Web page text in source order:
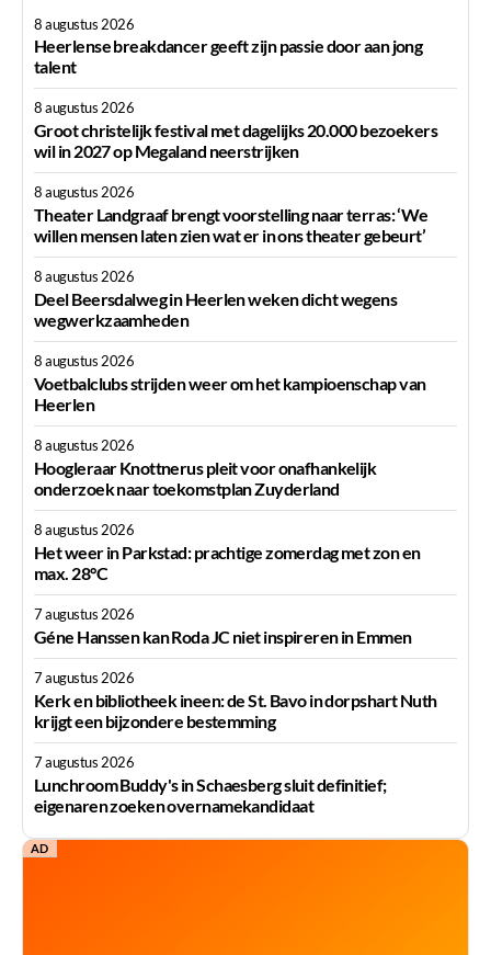
8 augustus 2026
Heerlense breakdancer geeft zijn passie door aan jong
talent
8 augustus 2026
Groot christelijk festival met dagelijks 20.000 bezoekers
wil in 2027 op Megaland neerstrijken
8 augustus 2026
Theater Landgraaf brengt voorstelling naar terras: ‘We
willen mensen laten zien wat er in ons theater gebeurt’
8 augustus 2026
Deel Beersdalweg in Heerlen weken dicht wegens
wegwerkzaamheden
8 augustus 2026
Voetbalclubs strijden weer om het kampioenschap van
Heerlen
8 augustus 2026
Hoogleraar Knottnerus pleit voor onafhankelijk
onderzoek naar toekomstplan Zuyderland
8 augustus 2026
Het weer in Parkstad: prachtige zomerdag met zon en
max. 28°C
7 augustus 2026
Géne Hanssen kan Roda JC niet inspireren in Emmen
7 augustus 2026
Kerk en bibliotheek ineen: de St. Bavo in dorpshart Nuth
krijgt een bijzondere bestemming
7 augustus 2026
Lunchroom Buddy's in Schaesberg sluit definitief;
eigenaren zoeken overnamekandidaat
AD